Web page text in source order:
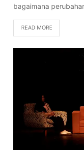
bagaimana
READ MORE